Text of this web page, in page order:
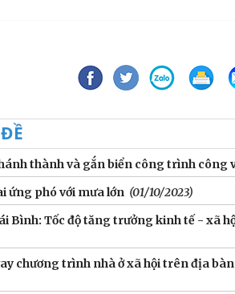
thành và gắn biển công trình công
ứng phó với mưa lớn (01/10/2023)
Bình: Tốc độ tăng trưởng kinh tế - xã
chương trình nhà ở xã hội trên địa